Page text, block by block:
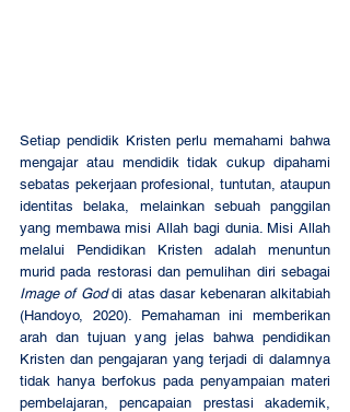
Setiap pendidik Kristen perlu memahami bahwa
mengajar atau mendidik tidak cukup dipahami
sebatas pekerjaan profesional, tuntutan, ataupun
identitas belaka, melainkan sebuah panggilan
yang membawa misi Allah bagi dunia. Misi Allah
melalui Pendidikan Kristen adalah menuntun
Image of God di atas dasar kebenaran alkitabiah
(Handoyo, 2020). Pemahaman ini memberikan
arah dan tujuan yang jelas bahwa pendidikan
Kristen dan pengajaran yang terjadi di dalamnya
tidak hanya berfokus pada penyampaian materi
pembelajaran, pencapaian prestasi akademik,